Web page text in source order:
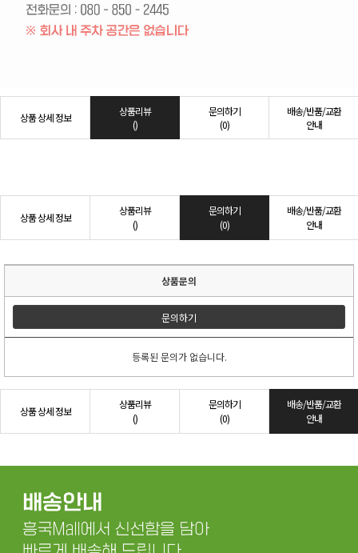
상품 상세 정보
상품리뷰
()
문의하기
(0)
배송/반품/교환
안내
상품 상세 정보
상품리뷰
()
문의하기
(0)
배송/반품/교환
안내
상품문의
문의하기
등록된 문의가 없습니다.
상품 상세 정보
상품리뷰
()
문의하기
(0)
배송/반품/교환
안내